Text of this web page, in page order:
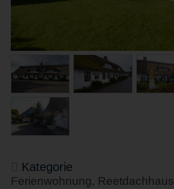
Kategorie
Ferienwohnung, Reetdachhaus